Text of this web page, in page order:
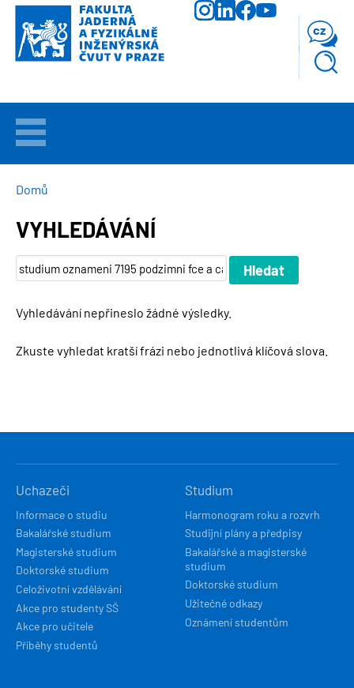
Přejít
hlavnímu
obsahu
VÍTEJTE
UCHAZEČI
STUDIUM
VĚDA
FAKULTA
cz
DROBEČKOVÁ
Domů
VYHLEDÁVÁNÍ
Vyhledávání nepřineslo žádné výsledky.
Zkuste vyhledat kratší frázi nebo jednotlivá klíčová slova.
NAVIGACE
Uchazeči
Informace o studiu
Bakalářské studium
Magisterské studium
Doktorské studium
Celoživotní vzdělávání
Akce pro studenty SŠ
Akce pro učitele
Příběhy studentů
Studium
Harmonogram roku a rozvrh
Studijní plány a předpisy
Bakalářské a magisterské
studium
Doktorské studium
Užitečné odkazy
Oznámení studentům